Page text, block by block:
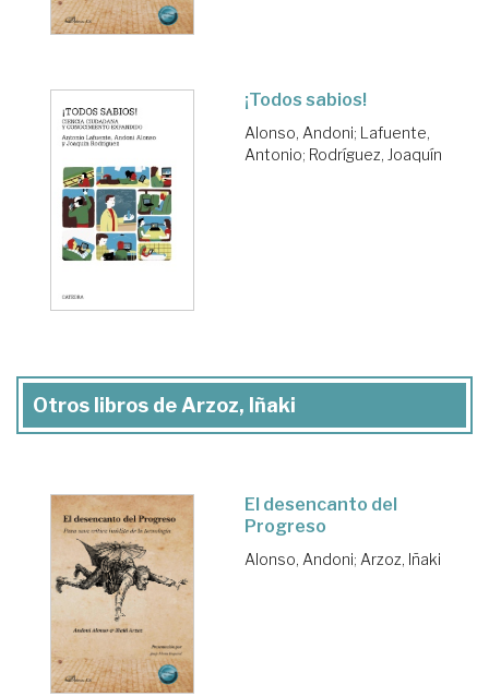
¡Todos sabios!
Alonso, Andoni; Lafuente,
Antonio; Rodríguez, Joaquín
Otros libros de Arzoz, Iñaki
El desencanto del
Progreso
Alonso, Andoni; Arzoz, Iñaki